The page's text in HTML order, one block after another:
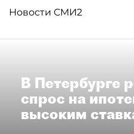
Новости СМИ2
В Петербурге
спрос на
высоким